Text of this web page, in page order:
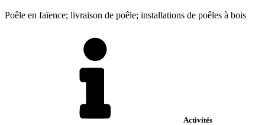
Poêle en faïence; livraison de poêle; installations de poêles à bois
Activités